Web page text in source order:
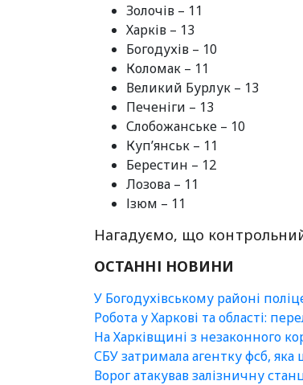
Золочів – 11
Харків – 13
Богодухів – 10
Коломак – 11
Великий Бурлук – 13
Печеніги – 13
Слобожанське – 10
Куп’янськ – 11
Берестин – 12
Лозова – 11
Ізюм – 11
Нагадуємо, що
ОСТАННІ НОВИНИ
У Богодухівському районі
Робота у Харкові та області:
На Харківщині з незаконного
СБУ затримала агентку фсб,
Ворог атакував залізничну